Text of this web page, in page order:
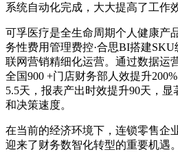
系统自动化完成，大大提高了工作
可孚医疗是全生命周期个人健康产
务性费用管理费控·合思BI搭建
联网营销精细化运营。通过数据运
全国900 +门店财务部人效提升
5.5天，报表产出时效提升90天，
和决策速度。
在当前的经济环境下，连锁零售企
迎来了财务数智化转型的重要机遇